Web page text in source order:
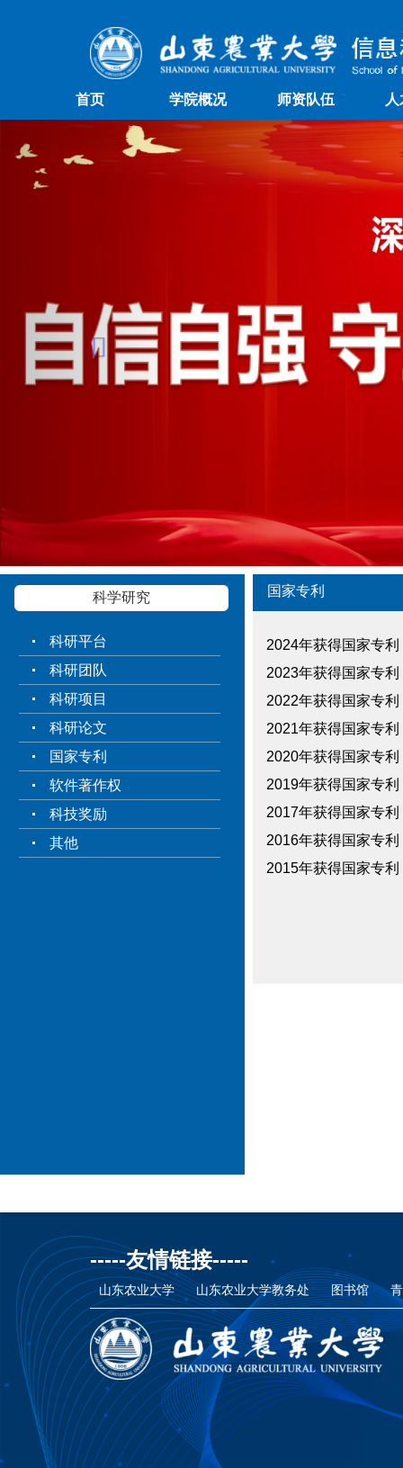
首页 学院概况 师资队伍
Previous
科学研究
科研平台
科研团队
科研项目
科研论文
国家专利
软件著作权
科技奖励
其他
国家专利
2024年获得国家专利
2023年获得国家专利
2022年获得国家专利
2021年获得国家专利
2020年获得国家专利
2019年获得国家专利
2017年获得国家专利
2016年获得国家专利
2015年获得国家专利
-----友情链接-----
山东农业大学 山东农业大学教务处 图书馆